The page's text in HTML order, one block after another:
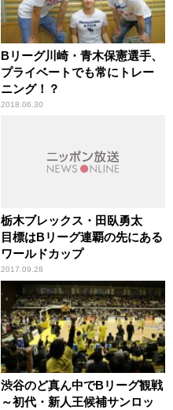
Bリーグ川崎・青木保憲選手、
プライベートでも常にトレー
ニング！？
2018.06.30
栃木ブレックス・田臥勇太
目標はBリーグ連覇の先にある
ワールドカップ
2017.09.28
渋谷のど真ん中でBリーグ観戦
～初代・新人王候補サンロッ